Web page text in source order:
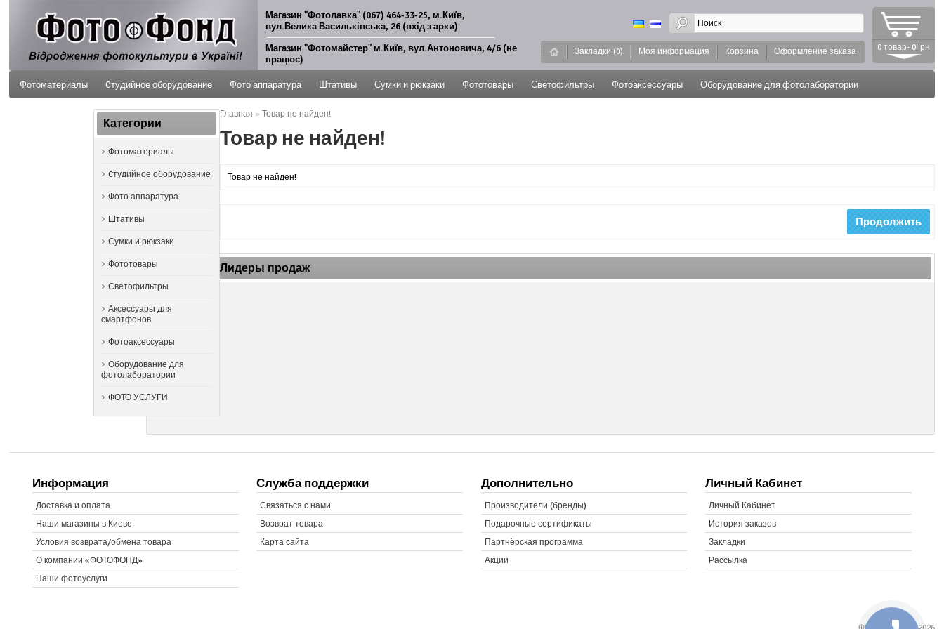
Магазин "Фотолавка" (067) 464-33-25, м.Київ,
вул.Велика Васильківська, 26 (вхід з арки)
Магазин "Фотомайстер" м.Київ, вул.Антоновича, 4/6 (не
працює)
0 товар- 0Грн
Закладки (0) Моя информация Корзина Оформление заказа
Фотоматериалы Cтудийное оборудование Фото аппаратура Штативы Сумки и рюкзаки Фототовары Светофильтры Фотоаксессуары Оборудование для фотолаборатории
Категории
Фотоматериалы
Cтудийное оборудование
Фото аппаратура
Штативы
Сумки и рюкзаки
Фототовары
Светофильтры
Аксессуары для
смартфонов
Фотоаксессуары
Оборудование для
фотолаборатории
ФОТО УСЛУГИ
Главная »Товар не найден!
Товар не найден!
Товар не найден!
Продолжить
Лидеры продаж
Информация
Доставка и оплата
Наши магазины в Киеве
Условия возврата/обмена товара
О компании «ФОТОФОНД»
Наши фотоуслуги
Служба поддержки
Связаться с нами
Возврат товара
Карта сайта
Дополнительно
Производители (бренды)
Подарочные сертификаты
Партнёрская программа
Акции
Личный Кабинет
Личный Кабинет
История заказов
Закладки
Рассылка